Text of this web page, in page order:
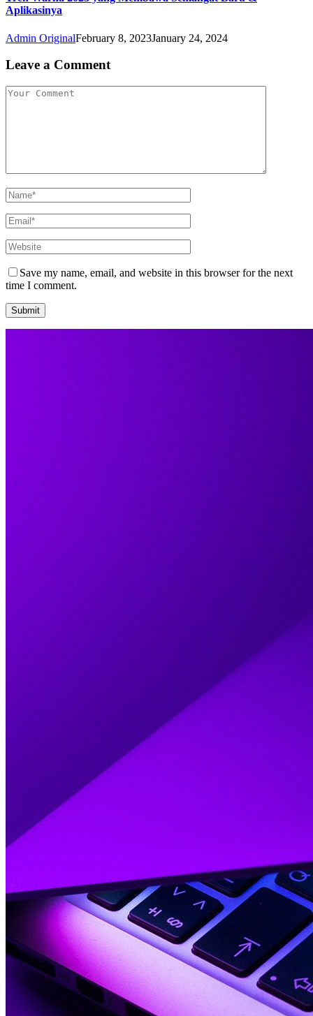
Aplikasinya
Admin OriginalFebruary 8, 2023January 24, 2024
Leave a Comment
Save my name, email, and website in this browser for the next
time I comment.